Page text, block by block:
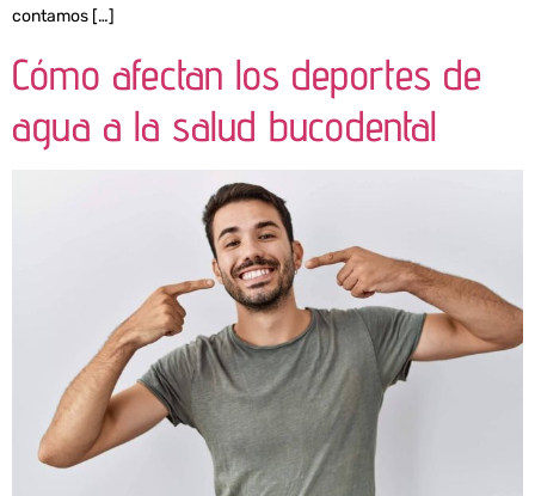
contamos […]
Cómo afectan los deportes de
agua a la salud bucodental